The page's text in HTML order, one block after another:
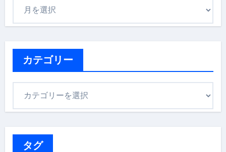
カテゴリー
タグ